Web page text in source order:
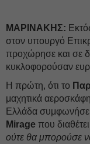
ΜΑΡΙΝΑΚΗΣ:
στον υπουργό
προχώρησε και σε
κυκλοφορούσαν
Η πρώτη, ότι το
μαχητικά αεροσκάφη
Ελλάδα
Mirage που
ούτε θα μπορούσε να